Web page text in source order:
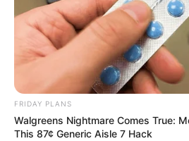
FRIDAY PLANS
Walgreens Nightmare Comes True:
This 87¢ Generic Aisle 7 Hack